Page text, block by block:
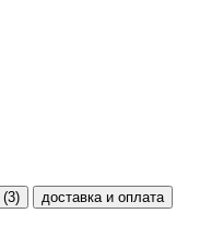
доставка и оплата